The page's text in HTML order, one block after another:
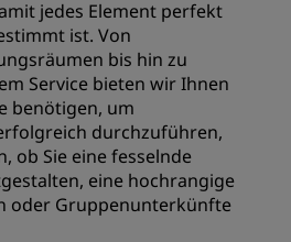
jedes Element perfekt
ist. Von
bis hin zu
Service bieten wir Ihnen
benötigen, um
durchzuführen,
ob Sie eine fesselnde
eine hochrangige
oder Gruppenunterkünfte